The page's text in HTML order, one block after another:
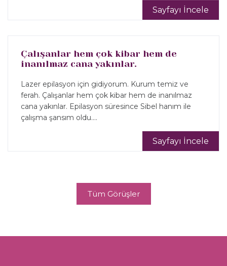
Sayfayı İncele
Çalışanlar hem çok kibar hem de
inanılmaz cana yakınlar.
Lazer epilasyon için gidiyorum. Kurum temiz ve
ferah. Çalışanlar hem çok kibar hem de inanılmaz
cana yakınlar. Epilasyon süresince Sibel hanım ile
çalışma şansım oldu....
Sayfayı İncele
Tüm Görüşler